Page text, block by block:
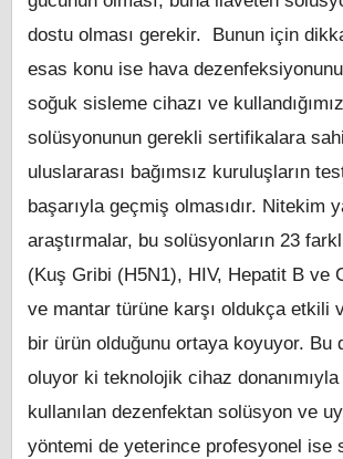
dostu olması gerekir. Bunun için
esas konu ise hava
soğuk sisleme cihazı ve
solüsyonunun gerekli sertifikalara
uluslararası bağımsız kuruluşların
başarıyla geçmiş olmasıdır. Nitekim
araştırmalar, bu solüsyonların 23
(Kuş Gribi (H5N1), HIV, Hepatit B ve
ve mantar türüne karşı oldukça etkili
bir ürün olduğunu ortaya koyuyor. Bu
oluyor ki teknolojik cihaz
kullanılan dezenfektan solüsyon ve
yöntemi de yeterince profesyonel ise